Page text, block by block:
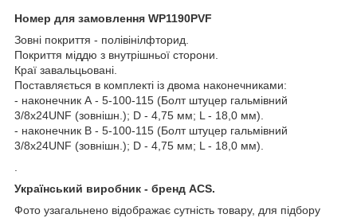
Номер для замовлення WP1190PVF
Зовні покриття - полівінілфторид.
Покриття міддю з внутрішньої сторони.
Краї завальцьовані.
Поставляється в комплекті із двома наконечниками:
- наконечник А - 5-100-115 (Болт штуцер гальмівний
3/8х24UNF (зовнішн.); D - 4,75 мм; L - 18,0 мм).
- наконечник В - 5-100-115 (Болт штуцер гальмівний
3/8х24UNF (зовнішн.); D - 4,75 мм; L - 18,0 мм).
.
Український виробник - бренд ACS.
Фото узагальнено відображає сутність товару, для підбору